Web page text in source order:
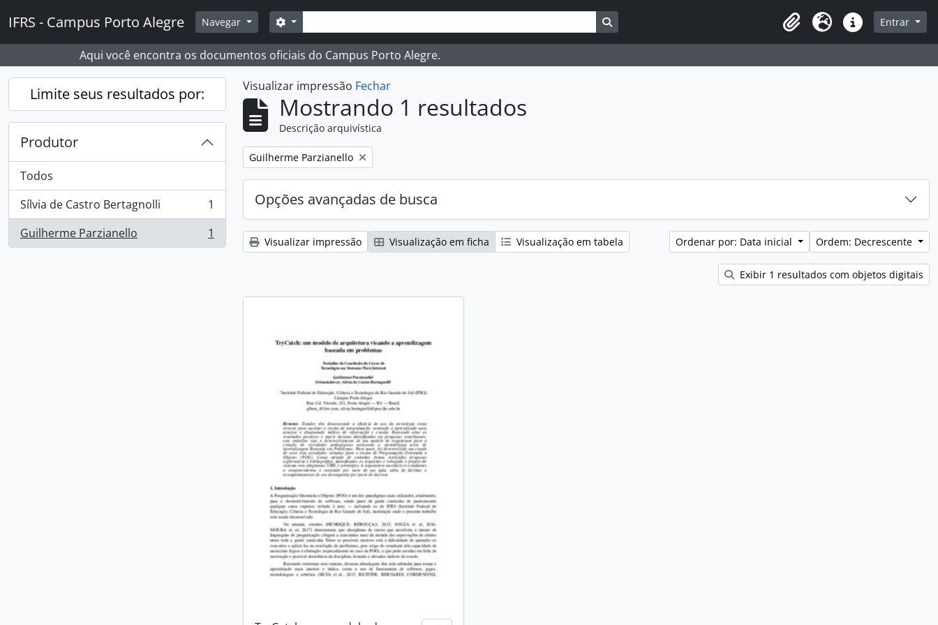
IFRS - Campus Porto Alegre Navegar Buscar
Opções de busca Busque na página de navegação
Idioma Atalhos Entrar
Aqui você encontra os documentos oficiais do Campus Porto Alegre.
Limite seus resultados por:
Produtor
Todos
Sílvia de Castro Bertagnolli
, 1 resultados
1
Guilherme Parzianello
, 1 resultados 1
Visualizar impressão Fechar
Mostrando 1 resultados
Descrição arquivística
Remover filtro:
Guilherme Parzianello
Opções avançadas de busca
Visualizar impressão Visualização em ficha Visualização em tabela Ordenar por: Data inicial Ordem: Decrescente
Exibir 1 resultados com objetos digitais